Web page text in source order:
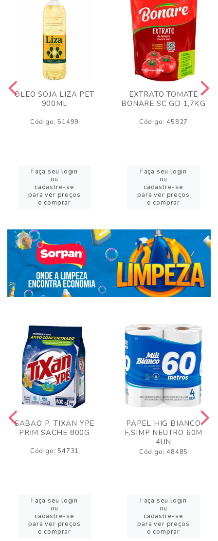
OLEO SOJA LIZA PET
900ML
Código: 51499
Faça seu login
ou
cadastre-se
para ver preços
e comprar
EXTRATO TOMATE
BONARE SC GD 1,7KG
Código: 45827
Faça seu login
ou
cadastre-se
para ver preços
e comprar
SABAO P. TIXAN YPE
PRIM SACHE 800G
Código: 54731
Faça seu login
ou
cadastre-se
para ver preços
e comprar
PAPEL HIG BIANCO
F.SIMP NEUTRO 60M
4UN
Código: 48485
Faça seu login
ou
cadastre-se
para ver preços
e comprar